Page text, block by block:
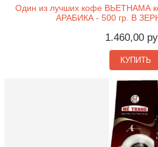
Один из лучших кофе ВЬЕТНАМА
АРАБИКА - 500 гр. В
1.460,00
КУПИТЬ